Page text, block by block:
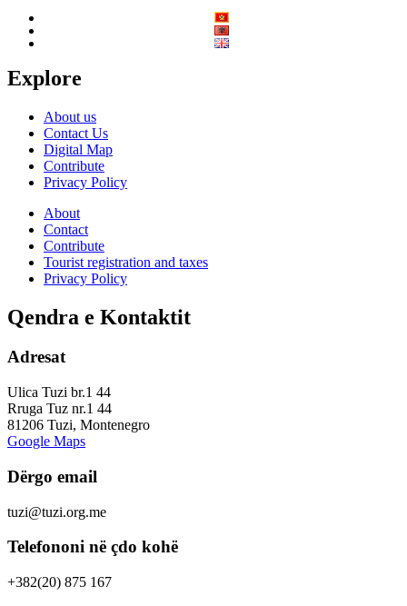
Explore
About us
Contact Us
Digital Map
Contribute
Privacy Policy
About
Contact
Contribute
Tourist registration and taxes
Privacy Policy
Qendra e Kontaktit
Adresat
Ulica Tuzi br.1 44
Rruga Tuz nr.1 44
81206 Tuzi, Montenegro
Google Maps
Dërgo email
tuzi@tuzi.org.me
Telefononi në çdo kohë
+382(20) 875 167